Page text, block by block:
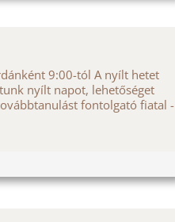
9:00-tól A nyílt hetet
nyílt napot, lehetőséget
fontolgató fiatal -